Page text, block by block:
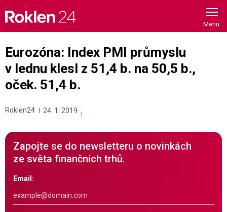
content
Eurozóna: Index PMI průmyslu
v lednu klesl z 51,4 b. na 50,5 b.,
oček. 51,4 b.
Roklen24 24. 1. 2019
Zapojte se do newsletteru o novinkách
ze světa finančních trhů.
Email: